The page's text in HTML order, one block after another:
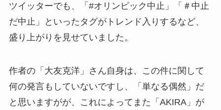
ツイッターでも、「#オリンピック中止」「＃中止
だ中止」といったタグがトレンド入りするなど、
盛り上がりを見せていました。
作者の「大友克洋」さん自身は、この件に関して
何の発言もしていないですし、「単なる偶然」だ
と思いますがが、これによってまた「AKIRA」が